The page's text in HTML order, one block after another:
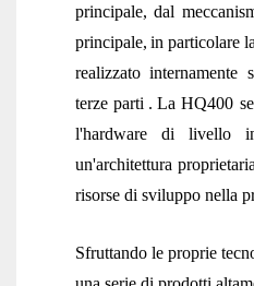
principale, dal
principale, in particolare
realizzato
terze parti . La HQ400
l'hardware di livello
un'architettura
risorse di sviluppo nella
Sfruttando le proprie